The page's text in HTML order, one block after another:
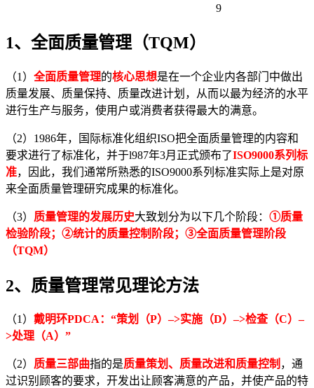
9
1、全面质量管理（TQM）
（1） 全面质量管理的核心思想是在一个企业内各部门中做出
质量发展、质量保持、质量改进计划，从而以最为经济的水平
进行生产与服务，使用户或消费者获得最大的满意。
（2）1986年，国际标准化组织ISO把全面质量管理的内容和
要求进行了标准化，并于l987年3月正式颁布了ISO9000系列标
准，因此，我们通常所熟悉的ISO9000系列标准实际上是对原
来全面质量管理研究成果的标准化。
（3） 质量管理的发展历史大致划分为以下几个阶段： ①质量
检验阶段；②统计的质量控制阶段；③全面质量管理阶段
（TQM）
2、质量管理常见理论方法
（1） 戴明环PDCA： “策划（P）–>实施（D）–>检查（C）–
>处理（A） ”
（2） 质量三部曲指的是质量策划、质量改进和质量控制 ，通
过识别顾客的要求，开发出让顾客满意的产品，并使产品的特